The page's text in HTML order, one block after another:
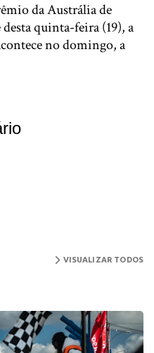
da Austrália de
quinta-feira (19), a
no domingo, a
VISUALIZAR TODOS